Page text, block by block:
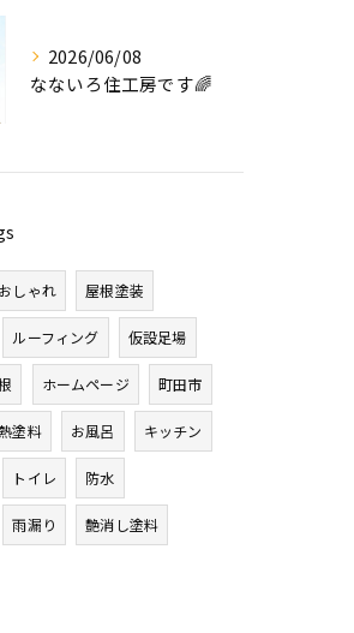
2026/06/08
なないろ住工房です🌈
おしゃれ 屋根塗装
ルーフィング 仮設足場
ホームページ 町田市
塗料 お風呂 キッチン
トイレ 防水
雨漏り 艶消し塗料